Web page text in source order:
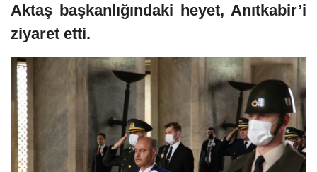
Aktaş başkanlığındaki heyet, Anıtkabir’i
ziyaret etti.